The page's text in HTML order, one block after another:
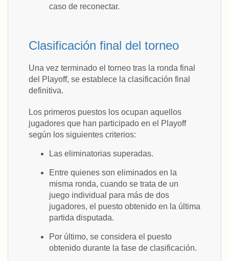
caso de reconectar.
Clasificación final del torneo
Una vez terminado el torneo tras la ronda final
del Playoff, se establece la clasificación final
definitiva.
Los primeros puestos los ocupan aquellos
jugadores que han participado en el Playoff
según los siguientes criterios:
Las eliminatorias superadas.
Entre quienes son eliminados en la
misma ronda, cuando se trata de un
juego individual para más de dos
jugadores, el puesto obtenido en la última
partida disputada.
Por último, se considera el puesto
obtenido durante la fase de clasificación.